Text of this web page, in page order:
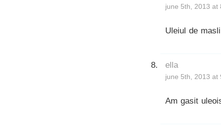
june 5th, 2013 at
Uleiul de
ella
june 5th, 2013 at
Am gasit